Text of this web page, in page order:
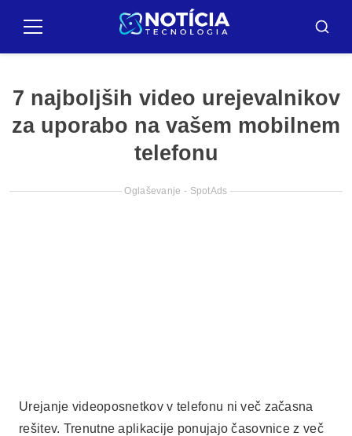
Meni
7 najboljših video urejevalnikov
za uporabo na vašem mobilnem
telefonu
Oglaševanje - SpotAds
Urejanje videoposnetkov v telefonu ni več začasna
rešitev. Trenutne aplikacije ponujajo časovnice z več